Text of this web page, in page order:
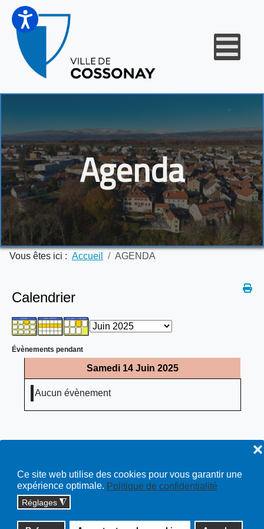
Ce site web utilise des cookies pour vous garantir une
expérience optimale. Politique de confidentialité
Réglages ◮
❌
Agenda
Vous êtes ici : Accueil AGENDA
Calendrier
Évènements pendant
Samedi 14 Juin 2025
Aucun évènement
Copyright © 2026 cossonay.ch - tous droits réservés | site :